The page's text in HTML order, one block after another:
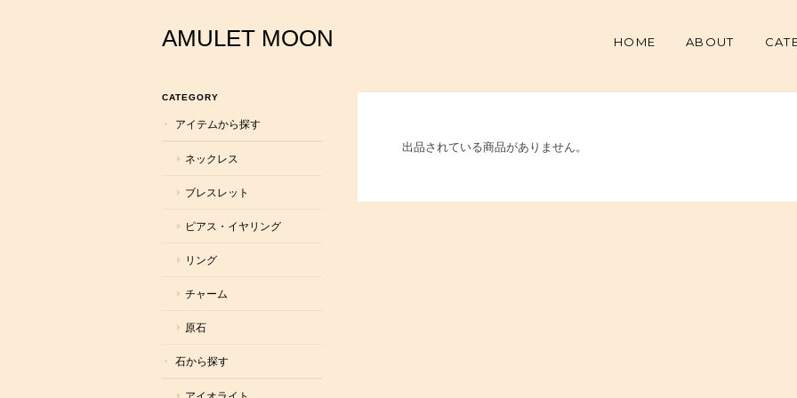
AMULET MOON HOME ABOUT
出品されている商品がありません。
CATEGORY
アイテムから探す
ネックレス
ブレスレット
ピアス・イヤリング
リング
チャーム
原石
石から探す